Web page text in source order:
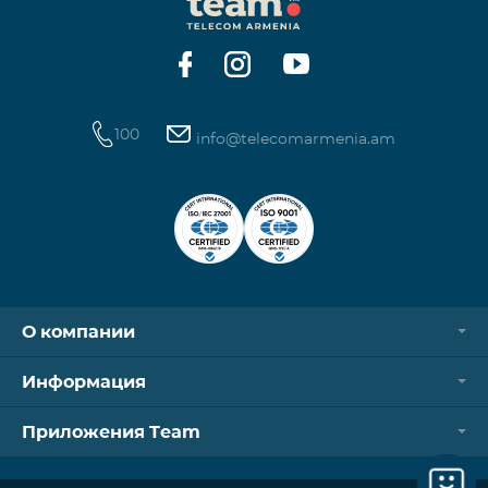
операторов. Для корректной идентификации Wi-
Fi и VPN должны быть отключен
100 info@telecomarmenia.am
О компании
Информация
Приложения Team